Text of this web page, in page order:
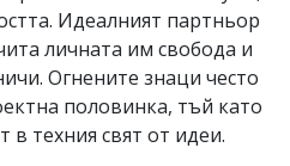
Идеалният партньор
личната им свобода и
Огнените знаци често
половинка, тъй като
в техния свят от идеи.